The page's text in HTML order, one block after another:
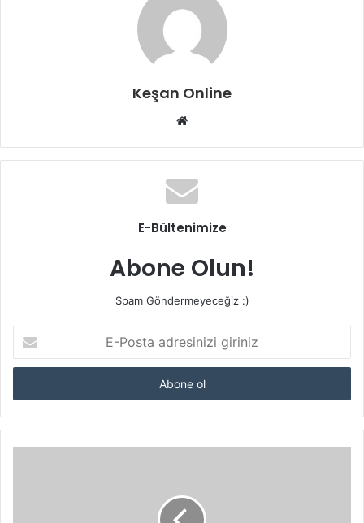
Keşan Online
Web
E-Bültenimize
Abone Olun!
Spam Göndermeyeceğiz :)
Posta
adresinizi